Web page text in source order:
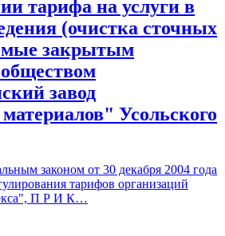
тарифа на услуги в
(очистка сточных
закрытым
завод
Усольского
законом от 30 декабря 2004 года
тарифов организаций
П Р И К…